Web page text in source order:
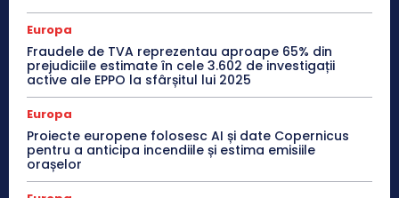
Europa
Fraudele de TVA reprezentau aproape 65% din
prejudiciile estimate în cele 3.602 de investigații
active ale EPPO la sfârșitul lui 2025
Europa
Proiecte europene folosesc AI și date Copernicus
pentru a anticipa incendiile și estima emisiile
orașelor